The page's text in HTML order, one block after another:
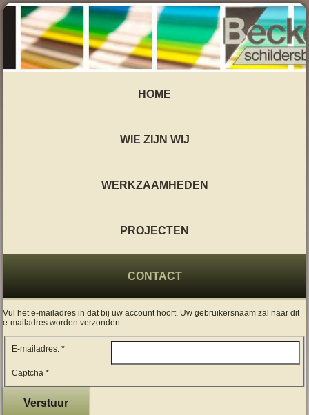
HOME
WIE ZIJN WIJ
WERKZAAMHEDEN
PROJECTEN
CONTACT
Vul het e-mailadres in dat bij uw account hoort. Uw gebruikersnaam zal naar dit
e-mailadres worden verzonden.
E-mailadres: *
Captcha *
Verstuur